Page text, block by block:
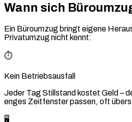
Wann sich
Ein Büroumzug bringt eigene
Privatumzug nicht kennt:
⏱️
Kein Betriebsausfall
Jeder Tag Stillstand kostet Geld –
enges Zeitfenster passen, oft übers
🖥️